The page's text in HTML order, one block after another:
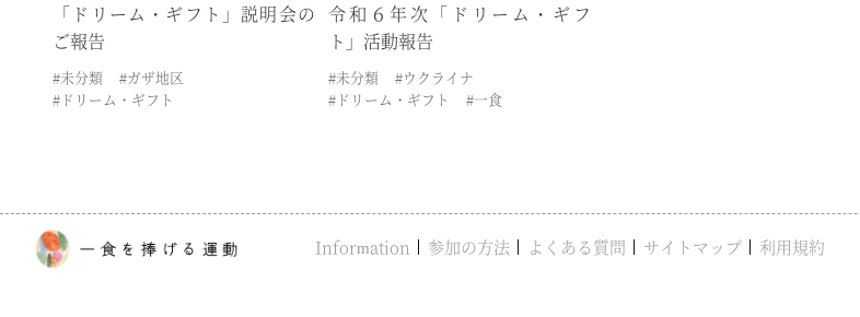
「ドリーム・ギフト」説明会の
ご報告
#未分類
#ガザ地区
#ドリーム・ギフト
令和６年次「ドリーム・ギフ
ト」活動報告
#未分類
#ウクライナ
#ドリーム・ギフト
#一食
Information 参加の方法 よくある質問 サイトマップ 利用規約